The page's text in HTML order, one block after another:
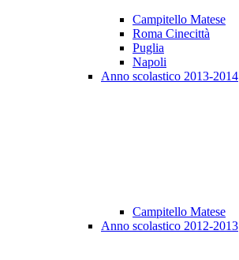
Campitello Matese
Roma Cinecittà
Puglia
Napoli
Anno scolastico 2013-2014
Campitello Matese
Anno scolastico 2012-2013